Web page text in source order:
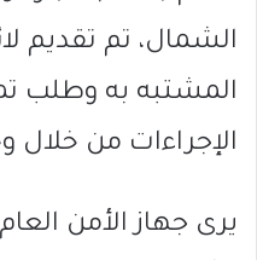
الشمال، تم تقديم
المشتبه به وطلب
الإجراءات من خلال
يرى جهاز الأمن